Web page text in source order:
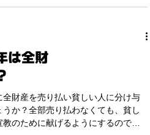
も命スがたとえとして用いられた表現
を通るというイメージを思い浮か
ころか不可能です。金持ちだけで
れほど不可能なことなのです。実
は、「それでは、いったい誰が救
？」と聞きました。それに対して
きません。しかし、神にはできるの
れは金持ちについての描写なので、
は全財
財産を売り払い貧しい人に分け与
か？全部売り払わなくても、貧し
のために献げるようにするのでは